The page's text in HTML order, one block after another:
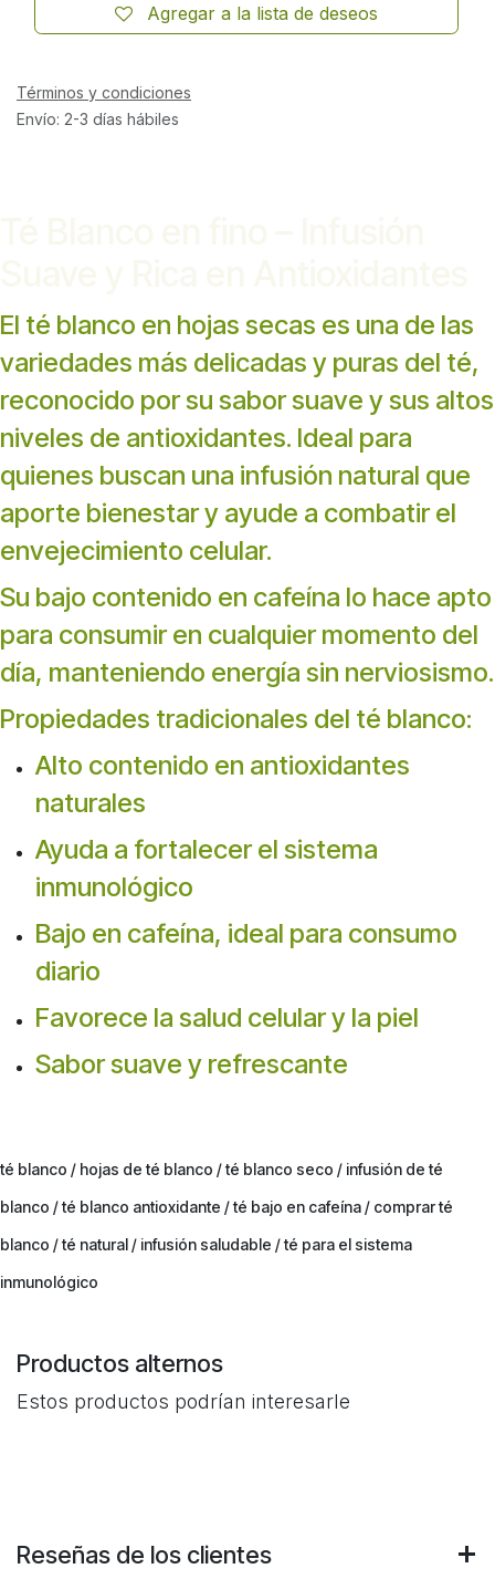
Agregar a la lista de deseos
Términos y condiciones
Envío: 2-3 días hábiles
El té blanco en hojas secas es una de las
variedades más delicadas y puras del té,
reconocido por su sabor suave y sus altos
niveles de antioxidantes. Ideal para
quienes buscan una infusión natural que
aporte bienestar y ayude a combatir el
envejecimiento celular.
Su bajo contenido en cafeína lo hace apto
para consumir en cualquier momento del
día, manteniendo energía sin nerviosismo.
Propiedades tradicionales del té blanco:
Alto contenido en antioxidantes
naturales
Ayuda a fortalecer el sistema
inmunológico
Bajo en cafeína, ideal para consumo
diario
Favorece la salud celular y la piel
Sabor suave y refrescante
té blanco / hojas de té blanco / té blanco seco / infusión de té
blanco / té blanco antioxidante / té bajo en cafeína / comprar té
blanco / té natural / infusión saludable / té para el sistema
inmunológico
Productos alternos
Estos productos podrían interesarle
Reseñas de los clientes